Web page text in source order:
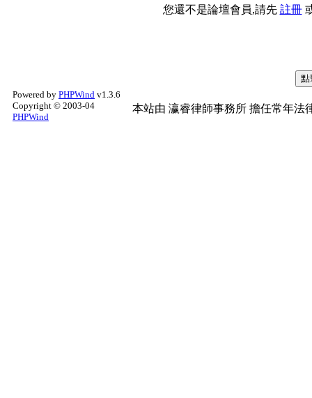
您還不是論壇會員,請先 註冊
Powered by PHPWind v1.3.6
Copyright © 2003-04
PHPWind
本站由 瀛睿律師事務所 擔任常年法